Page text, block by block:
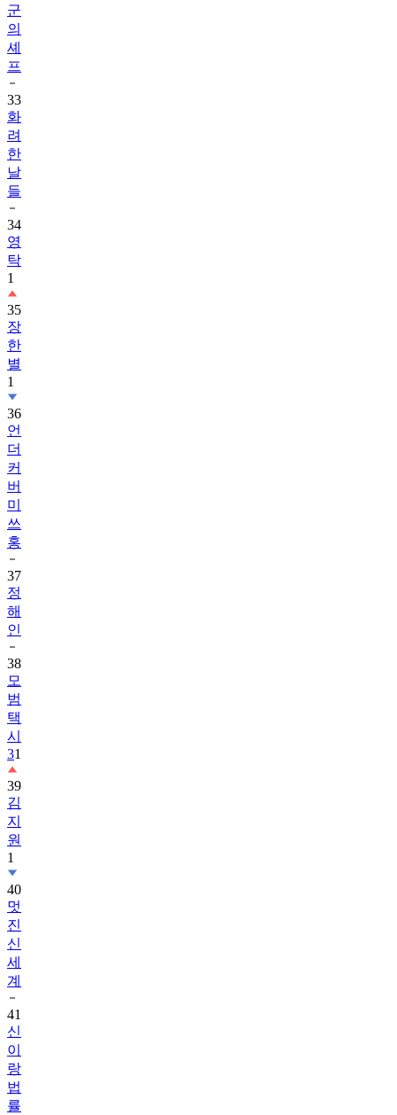
군
의
셰
프
33
화
려
한
날
들
34
영
탁
1
35
장
한
별
1
36
언
더
커
버
미
쓰
홍
37
정
해
인
38
모
범
택
시
31
39
김
지
원
1
40
멋
진
신
세
계
41
신
이
랑
법
률